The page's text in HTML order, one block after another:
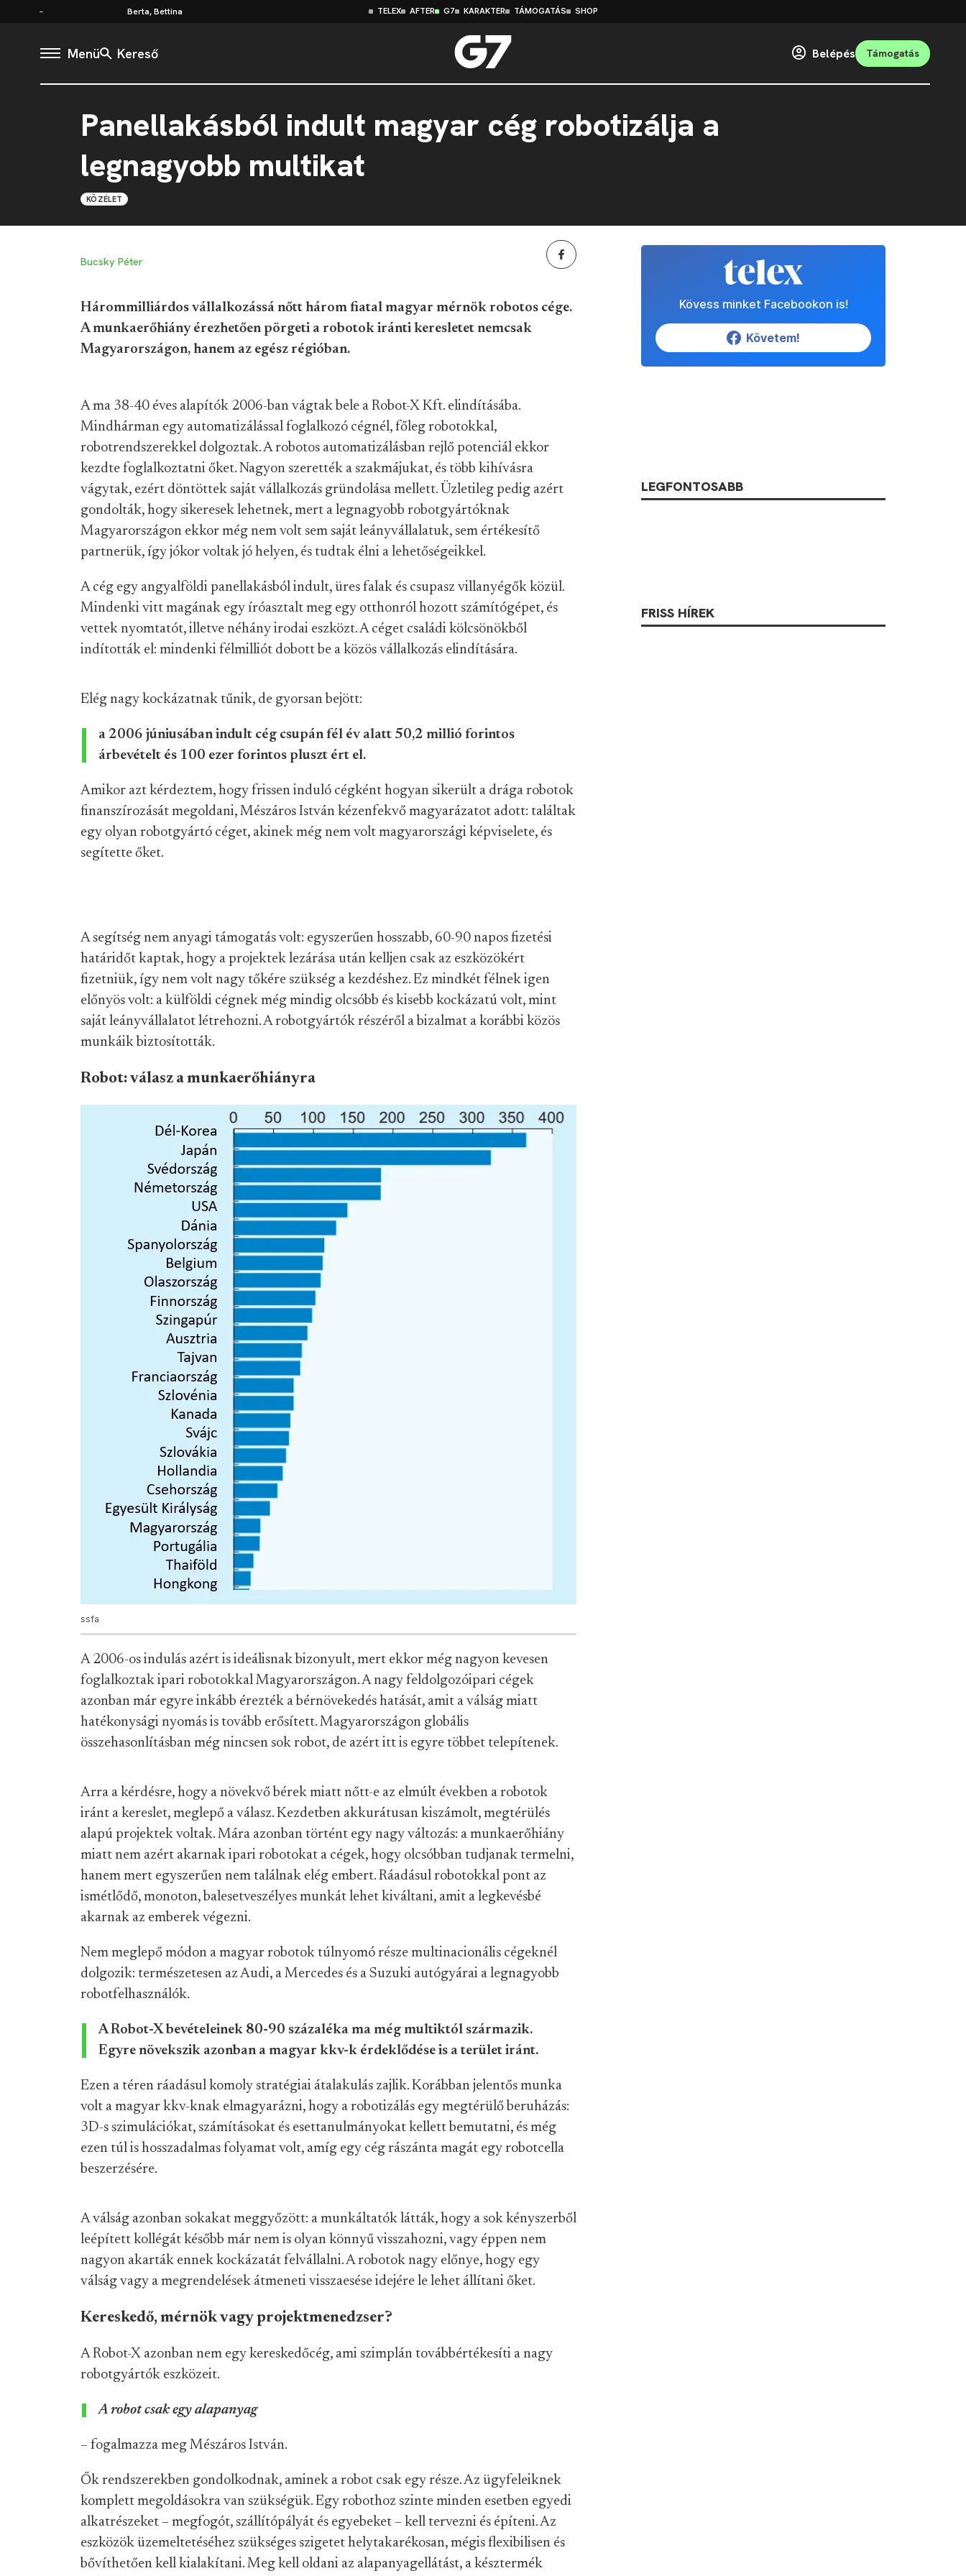
Berta, Bettina TELEX AFTER G7 KARAKTER TÁMOGATÁS SHOP
Menü Kereső Belépés Támogatás
Panellakásból indult magyar cég robotizálja a
legnagyobb multikat
KÖZÉLET
Bucsky Péter
Hárommilliárdos vállalkozássá nőtt három fiatal magyar mérnök robotos cége.
A munkaerőhiány érezhetően pörgeti a robotok iránti keresletet nemcsak
Magyarországon, hanem az egész régióban.
A ma 38-40 éves alapítók 2006-ban vágtak bele a Robot-X Kft. elindításába.
Mindhárman egy automatizálással foglalkozó cégnél, főleg robotokkal,
robotrendszerekkel dolgoztak. A robotos automatizálásban rejlő potenciál ekkor
kezdte foglalkoztatni őket. Nagyon szerették a szakmájukat, és több kihívásra
vágytak, ezért döntöttek saját vállalkozás gründolása mellett. Üzletileg pedig azért
gondolták, hogy sikeresek lehetnek, mert a legnagyobb robotgyártóknak
Magyarországon ekkor még nem volt sem saját leányvállalatuk, sem értékesítő
partnerük, így jókor voltak jó helyen, és tudtak élni a lehetőségeikkel.
A cég egy angyalföldi panellakásból indult, üres falak és csupasz villanyégők közül.
Mindenki vitt magának egy íróasztalt meg egy otthonról hozott számítógépet, és
vettek nyomtatót, illetve néhány irodai eszközt. A céget családi kölcsönökből
indították el: mindenki félmilliót dobott be a közös vállalkozás elindítására.
Elég nagy kockázatnak tűnik, de gyorsan bejött:
a 2006 júniusában indult cég csupán fél év alatt 50,2 millió forintos
árbevételt és 100 ezer forintos pluszt ért el.
Amikor azt kérdeztem, hogy frissen induló cégként hogyan sikerült a drága robotok
finanszírozását megoldani, Mészáros István kézenfekvő magyarázatot adott: találtak
egy olyan robotgyártó céget, akinek még nem volt magyarországi képviselete, és
segítette őket.
A segítség nem anyagi támogatás volt: egyszerűen hosszabb, 60-90 napos fizetési
határidőt kaptak, hogy a projektek lezárása után kelljen csak az eszközökért
fizetniük, így nem volt nagy tőkére szükség a kezdéshez. Ez mindkét félnek igen
előnyös volt: a külföldi cégnek még mindig olcsóbb és kisebb kockázatú volt, mint
saját leányvállalatot létrehozni. A robotgyártók részéről a bizalmat a korábbi közös
munkáik biztosították.
Robot: válasz a munkaerőhiányra
ssfa
A 2006-os indulás azért is ideálisnak bizonyult, mert ekkor még nagyon kevesen
foglalkoztak ipari robotokkal Magyarországon. A nagy feldolgozóipari cégek
azonban már egyre inkább érezték a bérnövekedés hatását, amit a válság miatt
hatékonysági nyomás is tovább erősített. Magyarországon globális
összehasonlításban még nincsen sok robot, de azért itt is egyre többet telepítenek.
Arra a kérdésre, hogy a növekvő bérek miatt nőtt-e az elmúlt években a robotok
iránt a kereslet, meglepő a válasz. Kezdetben akkurátusan kiszámolt, megtérülés
alapú projektek voltak. Mára azonban történt egy nagy változás: a munkaerőhiány
miatt nem azért akarnak ipari robotokat a cégek, hogy olcsóbban tudjanak termelni,
hanem mert egyszerűen nem találnak elég embert. Ráadásul robotokkal pont az
ismétlődő, monoton, balesetveszélyes munkát lehet kiváltani, amit a legkevésbé
akarnak az emberek végezni.
Nem meglepő módon a magyar robotok túlnyomó része multinacionális cégeknél
dolgozik: természetesen az Audi, a Mercedes és a Suzuki autógyárai a legnagyobb
robotfelhasználók.
A Robot-X bevételeinek 80-90 százaléka ma még multiktól származik.
Egyre növekszik azonban a magyar kkv-k érdeklődése is a terület iránt.
Ezen a téren ráadásul komoly stratégiai átalakulás zajlik. Korábban jelentős munka
volt a magyar kkv-knak elmagyarázni, hogy a robotizálás egy megtérülő beruházás:
3D-s szimulációkat, számításokat és esettanulmányokat kellett bemutatni, és még
ezen túl is hosszadalmas folyamat volt, amíg egy cég rászánta magát egy robotcella
beszerzésére.
A válság azonban sokakat meggyőzött: a munkáltatók látták, hogy a sok kényszerből
leépített kollégát később már nem is olyan könnyű visszahozni, vagy éppen nem
nagyon akarták ennek kockázatát felvállalni. A robotok nagy előnye, hogy egy
válság vagy a megrendelések átmeneti visszaesése idejére le lehet állítani őket.
Kereskedő, mérnök vagy projektmenedzser?
A Robot-X azonban nem egy kereskedőcég, ami szimplán továbbértékesíti a nagy
robotgyártók eszközeit.
A robot csak egy alapanyag
– fogalmazza meg Mészáros István.
Ők rendszerekben gondolkodnak, aminek a robot csak egy része. Az ügyfeleiknek
komplett megoldásokra van szükségük. Egy robothoz szinte minden esetben egyedi
alkatrészeket – megfogót, szállítópályát és egyebeket – kell tervezni és építeni. Az
eszközök üzemeltetéséhez szükséges szigetet helytakarékosan, mégis flexibilisen és
bővíthetően kell kialakítani. Meg kell oldani az alapanyagellátást, a késztermék
Kövess minket Facebookon is!
Követem!
LEGFONTOSABB
FRISS HÍREK